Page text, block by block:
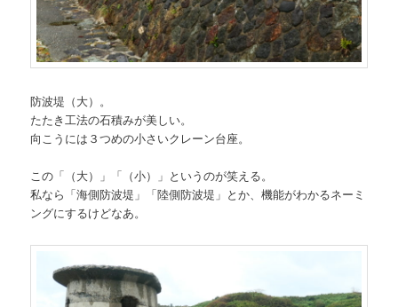
防波堤（大）。
たたき工法の石積みが美しい。
向こうには３つめの小さいクレーン台座。
この「（大）」「（小）」というのが笑える。
私なら「海側防波堤」「陸側防波堤」とか、機能がわかるネーミ
ングにするけどなあ。